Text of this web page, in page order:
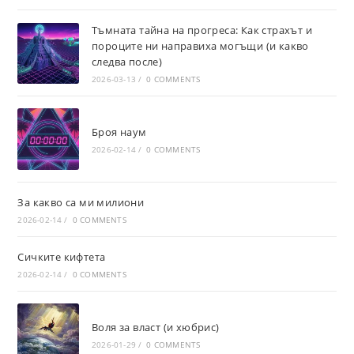
Тъмната тайна на прогреса: Как страхът и
пороците ни направиха могъщи (и какво
следва после)
2026-03-13 / 0 COMMENTS
Броя наум
2026-02-14 / 0 COMMENTS
За какво са ми милиони
2026-02-14 / 0 COMMENTS
Сичките кифтета
2026-02-14 / 0 COMMENTS
Воля за власт (и хюбрис)
2026-01-29 / 0 COMMENTS